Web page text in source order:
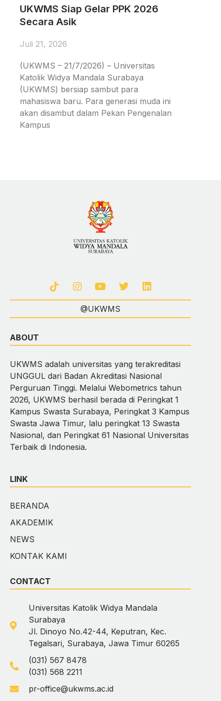
UKWMS Siap Gelar PPK 2026
Secara Asik
Juli 21, 2026
(UKWMS – 21/7/2026) – Universitas
Katolik Widya Mandala Surabaya
(UKWMS) bersiap sambut para
mahasiswa baru. Para generasi muda ini
akan disambut dalam Pekan Pengenalan
Kampus
@UKWMS
ABOUT
UKWMS adalah universitas yang terakreditasi
UNGGUL dari Badan Akreditasi Nasional
Perguruan Tinggi. Melalui Webometrics tahun
2026, UKWMS berhasil berada di Peringkat 1
Kampus Swasta Surabaya, Peringkat 3 Kampus
Swasta Jawa Timur, lalu peringkat 13 Swasta
Nasional, dan Peringkat 61 Nasional Universitas
Terbaik di Indonesia.
LINK
BERANDA
AKADEMIK
NEWS
KONTAK KAMI
CONTACT
Universitas Katolik Widya Mandala
Surabaya
Jl. Dinoyo No.42-44, Keputran, Kec.
Tegalsari, Surabaya, Jawa Timur 60265
(031) 567 8478
(031) 568 2211
pr-office@ukwms.ac.id